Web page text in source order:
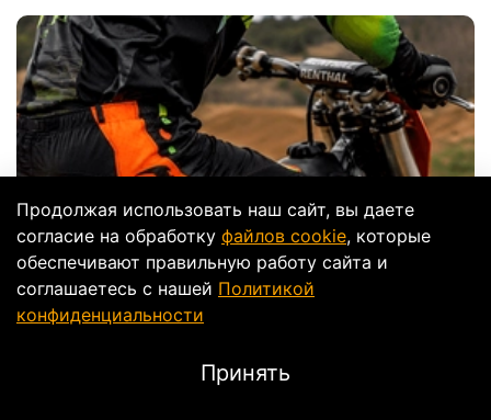
Продолжая использовать наш сайт, вы даете
согласие на обработку файлов cookie, которые
обеспечивают правильную работу сайта и
соглашаетесь с нашей Политикой
конфиденциальности
Принять